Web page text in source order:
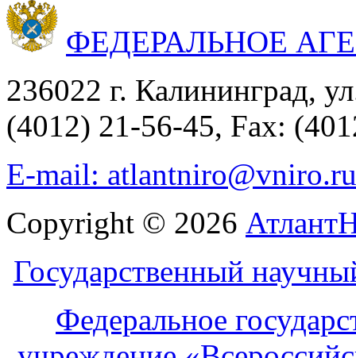
ФЕДЕРАЛЬНОЕ
236022 г. Калининград,
(4012) 21-56-45, Fax:
E-mail: atlantniro@vniro.ru
Copyright © 2026
Государственный
Федеральное